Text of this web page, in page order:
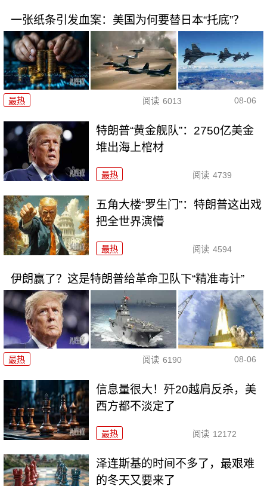
一张纸条引发血案：美国为何要替日本“托底”？
最热 阅读 6013 08-06
特朗普“黄金舰队”：2750亿美金
堆出海上棺材
最热 阅读 4739
五角大楼“罗生门”：特朗普这出戏
把全世界演懵
最热 阅读 4594
伊朗赢了？这是特朗普给革命卫队下“精准毒计”
最热 阅读 6190 08-06
信息量很大！歼20越肩反杀，美
西方都不淡定了
最热 阅读 12172
泽连斯基的时间不多了，最艰难
的冬天又要来了